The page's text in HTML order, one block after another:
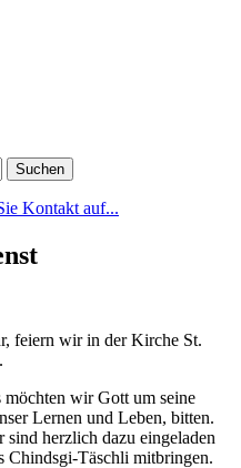
Kontakt auf...
feiern wir in der Kirche St.
möchten wir Gott um seine
Lernen und Leben, bitten.
herzlich dazu eingeladen
Chindsgi-Täschli mitbringen.